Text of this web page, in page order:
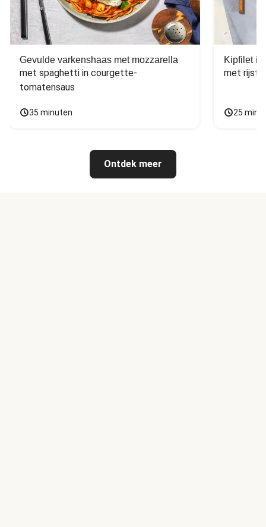
Gevulde varkenshaas met mozzarella
met spaghetti in courgette-
tomatensaus
35 minuten
Kipfilet in
met rijst,
25
Ontdek meer